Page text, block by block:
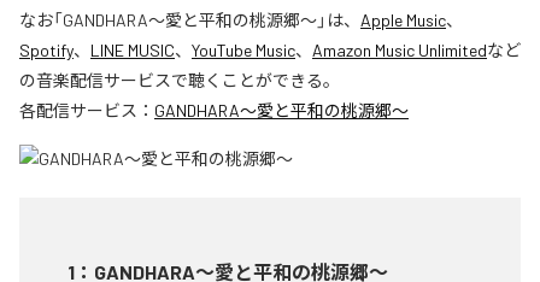
なお「GANDHARA〜愛と平和の桃源郷〜」は、 Apple Music、
Spotify、 LINE MUSIC、 YouTube Music、 Amazon Music Unlimitedなど
の音楽配信サービスで聴くことができる。
各配信サービス： GANDHARA〜愛と平和の桃源郷〜
1 ： GANDHARA〜愛と平和の桃源郷〜